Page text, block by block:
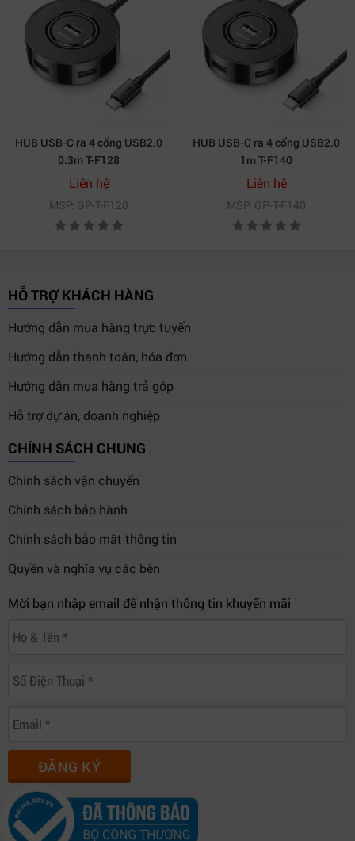
HUB USB-C ra 4 cổng USB2.0
0.3m T-F128
Liên hệ
MSP: GP-T-F128
HUB USB-C ra 4 cổng USB2.0
1m T-F140
Liên hệ
MSP: GP-T-F140
HỖ TRỢ KHÁCH HÀNG
Hướng dẫn mua hàng trực tuyến
Hướng dẫn thanh toán, hóa đơn
Hướng dẫn mua hàng trả góp
Hỗ trợ dự án, doanh nghiệp
CHÍNH SÁCH CHUNG
Chính sách vận chuyển
Chính sách bảo hành
Chính sách bảo mật thông tin
Quyền và nghĩa vụ các bên
Mời bạn nhập email để nhận thông tin khuyến mãi
ĐĂNG KÝ